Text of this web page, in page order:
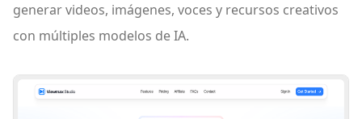
generar videos, imágenes, voces y recursos creativos
con múltiples modelos de IA.